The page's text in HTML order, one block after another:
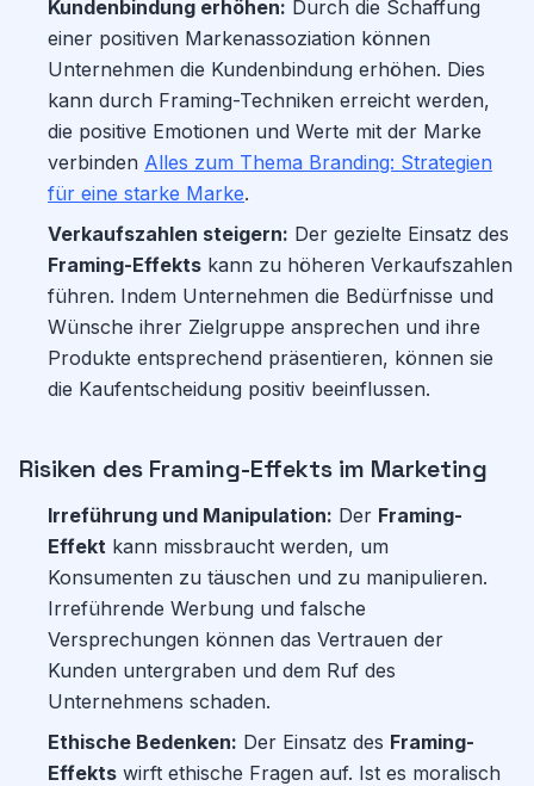
Kundenbindung erhöhen: Durch die Schaffung
einer positiven Markenassoziation können
Unternehmen die Kundenbindung erhöhen. Dies
kann durch Framing-Techniken erreicht werden,
die positive Emotionen und Werte mit der Marke
verbinden Alles zum Thema Branding: Strategien
für eine starke Marke.
Verkaufszahlen steigern: Der gezielte Einsatz des
Framing-Effekts kann zu höheren Verkaufszahlen
führen. Indem Unternehmen die Bedürfnisse und
Wünsche ihrer Zielgruppe ansprechen und ihre
Produkte entsprechend präsentieren, können sie
die Kaufentscheidung positiv beeinflussen.
Risiken des Framing-Effekts im Marketing
Irreführung und Manipulation: Der Framing-
Effekt kann missbraucht werden, um
Konsumenten zu täuschen und zu manipulieren.
Irreführende Werbung und falsche
Versprechungen können das Vertrauen der
Kunden untergraben und dem Ruf des
Unternehmens schaden.
Ethische Bedenken: Der Einsatz des Framing-
Effekts wirft ethische Fragen auf. Ist es moralisch